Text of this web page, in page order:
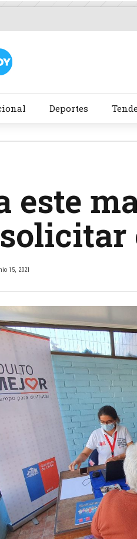
Deportes
este
15, 2021